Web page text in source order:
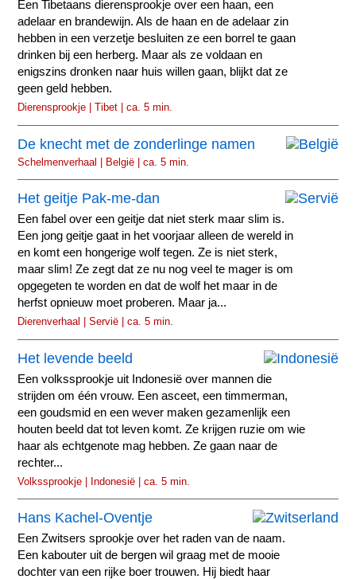
Een Tibetaans dierensprookje over een haan, een
adelaar en brandewijn. Als de haan en de adelaar zin
hebben in een verzetje besluiten ze een borrel te gaan
drinken bij een herberg. Maar als ze voldaan en
enigszins dronken naar huis willen gaan, blijkt dat ze
geen geld hebben.
Dierensprookje | Tibet | ca. 5 min.
De knecht met de zonderlinge namen
Schelmenverhaal | België | ca. 5 min.
Het geitje Pak-me-dan
Een fabel over een geitje dat niet sterk maar slim is.
Een jong geitje gaat in het voorjaar alleen de wereld in
en komt een hongerige wolf tegen. Ze is niet sterk,
maar slim! Ze zegt dat ze nu nog veel te mager is om
opgegeten te worden en dat de wolf het maar in de
herfst opnieuw moet proberen. Maar ja...
Dierenverhaal | Servië | ca. 5 min.
Het levende beeld
Een volkssprookje uit Indonesië over mannen die
strijden om één vrouw. Een asceet, een timmerman,
een goudsmid en een wever maken gezamenlijk een
houten beeld dat tot leven komt. Ze krijgen ruzie om wie
haar als echtgenote mag hebben. Ze gaan naar de
rechter...
Volkssprookje | Indonesië | ca. 5 min.
Hans Kachel-Oventje
Een Zwitsers sprookje over het raden van de naam.
Een kabouter uit de bergen wil graag met de mooie
dochter van een rijke boer trouwen. Hij biedt haar